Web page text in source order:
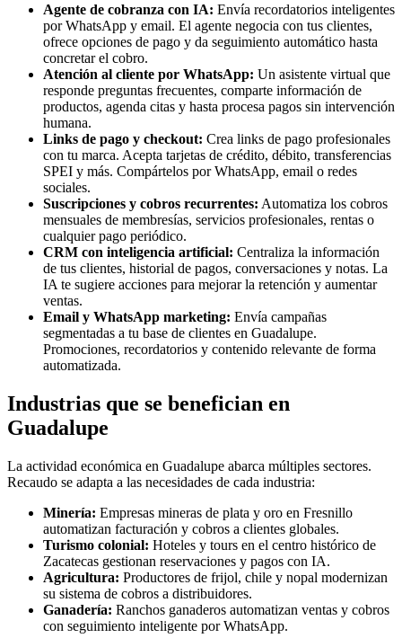
Agente de cobranza con IA: Envía recordatorios inteligentes
por WhatsApp y email. El agente negocia con tus clientes,
ofrece opciones de pago y da seguimiento automático hasta
concretar el cobro.
Atención al cliente por WhatsApp: Un asistente virtual que
responde preguntas frecuentes, comparte información de
productos, agenda citas y hasta procesa pagos sin intervención
humana.
Links de pago y checkout: Crea links de pago profesionales
con tu marca. Acepta tarjetas de crédito, débito, transferencias
SPEI y más. Compártelos por WhatsApp, email o redes
sociales.
Suscripciones y cobros recurrentes: Automatiza los cobros
mensuales de membresías, servicios profesionales, rentas o
cualquier pago periódico.
CRM con inteligencia artificial: Centraliza la información
de tus clientes, historial de pagos, conversaciones y notas. La
IA te sugiere acciones para mejorar la retención y aumentar
ventas.
Email y WhatsApp marketing: Envía campañas
segmentadas a tu base de clientes en Guadalupe.
Promociones, recordatorios y contenido relevante de forma
automatizada.
Industrias que se benefician en
Guadalupe
La actividad económica en Guadalupe abarca múltiples sectores.
Recaudo se adapta a las necesidades de cada industria:
Minería: Empresas mineras de plata y oro en Fresnillo
automatizan facturación y cobros a clientes globales.
Turismo colonial: Hoteles y tours en el centro histórico de
Zacatecas gestionan reservaciones y pagos con IA.
Agricultura: Productores de frijol, chile y nopal modernizan
su sistema de cobros a distribuidores.
Ganadería: Ranchos ganaderos automatizan ventas y cobros
con seguimiento inteligente por WhatsApp.